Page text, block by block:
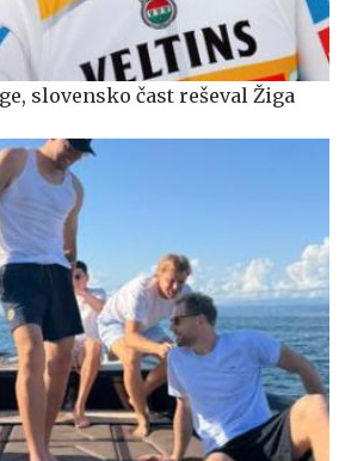
slovensko čast reševal Žiga